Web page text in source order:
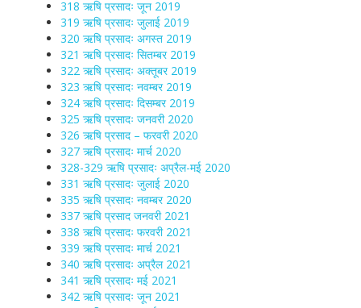
318 ऋषि प्रसादः जून 2019
319 ऋषि प्रसादः जुलाई 2019
320 ऋषि प्रसादः अगस्त 2019
321 ऋषि प्रसादः सितम्बर 2019
322 ऋषि प्रसादः अक्तूबर 2019
323 ऋषि प्रसादः नवम्बर 2019
324 ऋषि प्रसादः दिसम्बर 2019
325 ऋषि प्रसादः जनवरी 2020
326 ऋषि प्रसाद – फरवरी 2020
327 ऋषि प्रसादः मार्च 2020
328-329 ऋषि प्रसादः अप्रैल-मई 2020
331 ऋषि प्रसादः जुलाई 2020
335 ऋषि प्रसादः नवम्बर 2020
337 ऋषि प्रसाद जनवरी 2021
338 ऋषि प्रसादः फरवरी 2021
339 ऋषि प्रसादः मार्च 2021
340 ऋषि प्रसादः अप्रैल 2021
341 ऋषि प्रसादः मई 2021
342 ऋषि प्रसादः जून 2021